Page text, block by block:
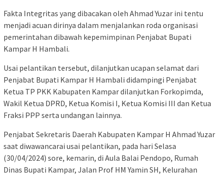
Fakta Integritas yang dibacakan oleh Ahmad Yuzar ini tentu
menjadi acuan dirinya dalam menjalankan roda organisasi
pemerintahan dibawah kepemimpinan Penjabat Bupati
Kampar H Hambali.
Usai pelantikan tersebut, dilanjutkan ucapan selamat dari
Penjabat Bupati Kampar H Hambali didampingi Penjabat
Ketua TP PKK Kabupaten Kampar dilanjutkan Forkopimda,
Wakil Ketua DPRD, Ketua Komisi I, Ketua Komisi III dan Ketua
Fraksi PPP serta undangan lainnya.
Penjabat Sekretaris Daerah Kabupaten Kampar H Ahmad Yuzar
saat diwawancarai usai pelantikan, pada hari Selasa
(30/04/2024) sore, kemarin, di Aula Balai Pendopo, Rumah
Dinas Bupati Kampar, Jalan Prof HM Yamin SH, Kelurahan